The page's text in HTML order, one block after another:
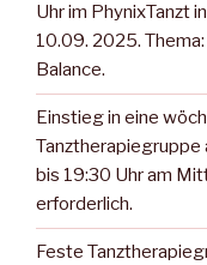
Uhr im PhynixTanzt
10.09. 2025.
Balance.
Einstieg in eine
bis 19:30 Uhr am
erforderlich.
Feste